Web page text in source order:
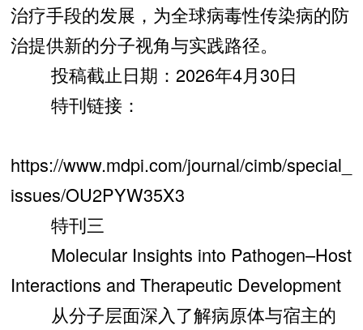
治疗手段的发展，为全球病毒性传染病的防
治提供新的分子视角与实践路径。
投稿截止日期：2026年4月30日
特刊链接：
https://www.mdpi.com/journal/cimb/special_
issues/OU2PYW35X3
特刊三
Molecular Insights into Pathogen–Host
Interactions and Therapeutic Development
从分子层面深入了解病原体与宿主的